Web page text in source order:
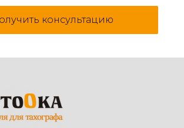
консультацию